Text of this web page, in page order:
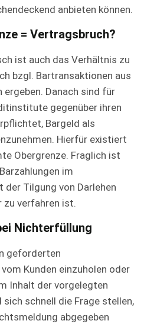
anbieten können.
= Vertragsbruch?
ist auch das Verhältnis zu
bzgl. Bartransaktionen aus
Danach sind für
gegenüber ihren
Bargeld als
Hierfür existiert
Obergrenze. Fraglich ist
im
der Tilgung von Darlehen
zu verfahren ist.
Nichterfüllung
geforderten
Kunden einzuholen oder
Inhalt der vorgelegten
sich schnell die Frage stellen,
abgegeben